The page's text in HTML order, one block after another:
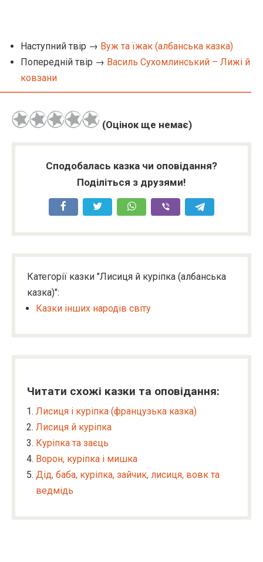
Наступний твір → Вуж та їжак (албанська казка)
Попередній твір → Василь Сухомлинський – Лижі й
ковзани
(Оцінок ще немає)
Сподобалась казка чи оповідання?
Поділіться з друзями!
Категорії казки "Лисиця й куріпка (албанська
казка)":
Казки інших народів світу
Читати схожі казки та оповідання:
Лисиця і куріпка (французька казка)
Лисиця й куріпка
Куріпка та заєць
Ворон, куріпка і мишка
Дід, баба, куріпка, зайчик, лисиця, вовк та
ведмідь